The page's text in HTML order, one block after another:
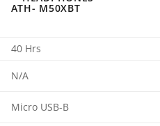
ATH- M50XBT
40 Hrs
N/A
Micro USB-B